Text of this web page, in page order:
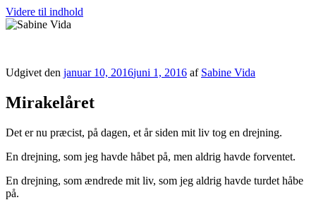
Videre til indhold
Udgivet den januar 10, 2016juni 1, 2016 af Sabine Vida
Mirakelåret
Det er nu præcist, på dagen, et år siden mit liv tog en drejning.
En drejning, som jeg havde håbet på, men aldrig havde forventet.
En drejning, som ændrede mit liv, som jeg aldrig havde turdet håbe
på.